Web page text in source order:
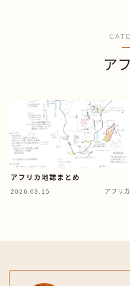
ア
アフリカ地誌まとめ
2026.03.15 アフリカ